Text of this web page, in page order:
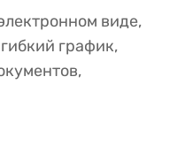
виде,
график,